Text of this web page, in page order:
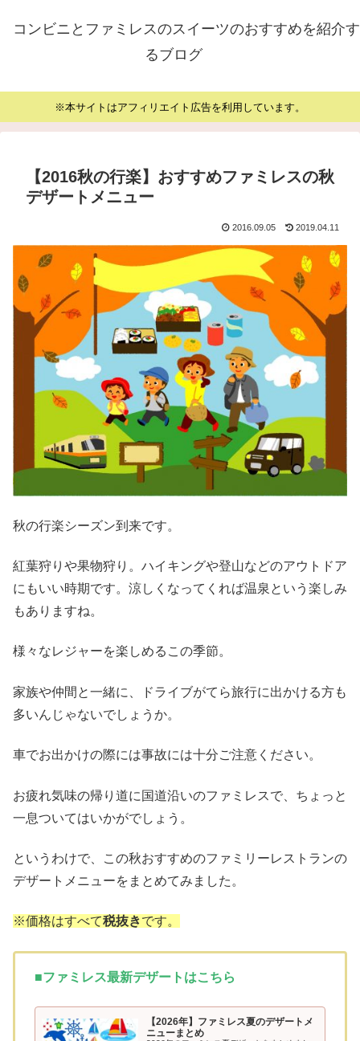
コンビニとファミレスのスイーツのおすすめを紹介す
るブログ
※本サイトはアフィリエイト広告を利用しています。
【2016秋の行楽】おすすめファミレスの秋
デザートメニュー
2016.09.05 2019.04.11
秋の行楽シーズン到来です。
紅葉狩りや果物狩り。ハイキングや登山などのアウトドア
にもいい時期です。涼しくなってくれば温泉という楽しみ
もありますね。
様々なレジャーを楽しめるこの季節。
家族や仲間と一緒に、ドライブがてら旅行に出かける方も
多いんじゃないでしょうか。
車でお出かけの際には事故には十分ご注意ください。
お疲れ気味の帰り道に国道沿いのファミレスで、ちょっと
一息ついてはいかがでしょう。
というわけで、この秋おすすめのファミリーレストランの
デザートメニューをまとめてみました。
※価格はすべて税抜きです。
■ファミレス最新デザートはこちら
【2026年】ファミレス夏のデザートメ
ニューまとめ